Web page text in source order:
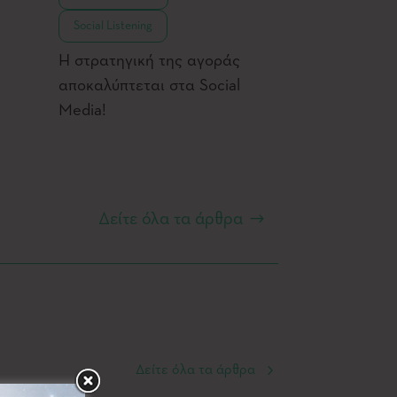
Η στρατηγική της αγοράς
αποκαλύπτεται στα Social
Media!
Social Listening
Δείτε όλα τα άρθρα
Δείτε όλα τα άρθρα